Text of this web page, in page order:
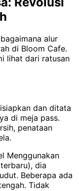
alur
di Bloom Cafe.
lihat dari ratusan
dan ditata
di meja pass.
penataan
Menggunakan
dia
Beberapa ada
Tidak